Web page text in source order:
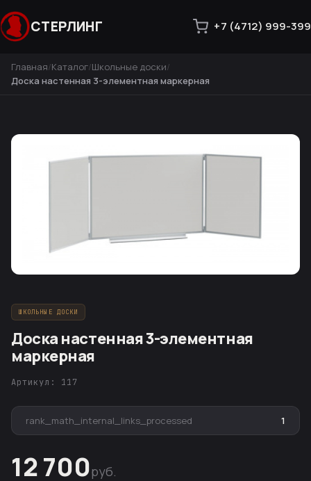
СТЕРЛИНГ +7 (4712) 999-399
Главная Каталог Школьные доски
Доска настенная 3-элементная маркерная
ШКОЛЬНЫЕ ДОСКИ
Доска настенная 3-элементная
маркерная
Артикул: 117
rank_math_internal_links_processed 1
12 700руб.